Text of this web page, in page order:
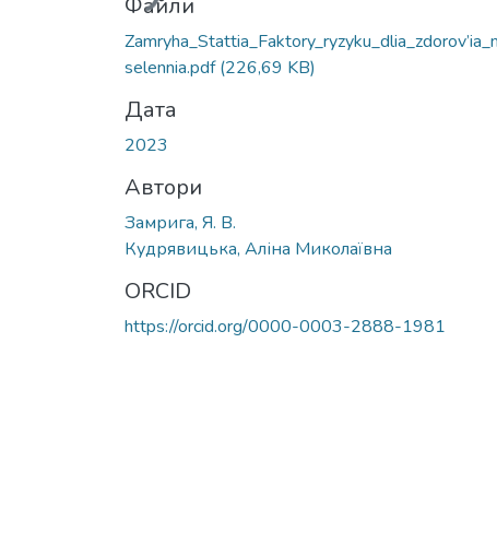
selennia.pdf(226,69 KB)
Дата
2023
Автори
Замрига, Я. В.
Кудрявицька, Аліна Миколаївна
ORCID
https://orcid.org/0000-0003-2888-1981